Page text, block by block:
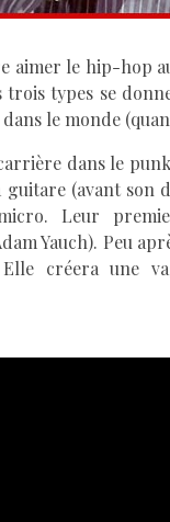
aimer le hip-hop
types se
dans le monde
dans le
(avant son
Leur
Yauch). Peu
créera une